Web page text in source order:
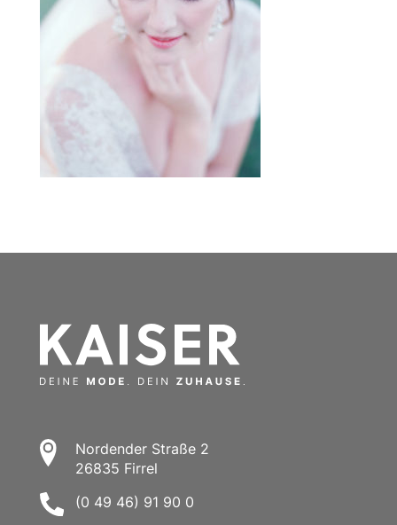
Nordender Straße 2
26835 Firrel
(0 49 46) 91 90 0